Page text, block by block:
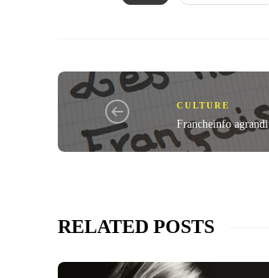
CULTURE
Francheinfo
RELATED POSTS